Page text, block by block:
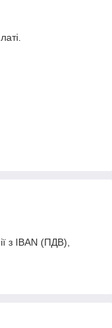
з IBAN (ПДВ),